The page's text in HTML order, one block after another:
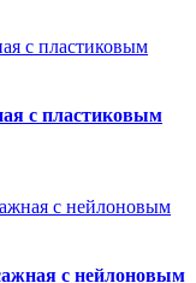
c пластиковым
с нейлоновым